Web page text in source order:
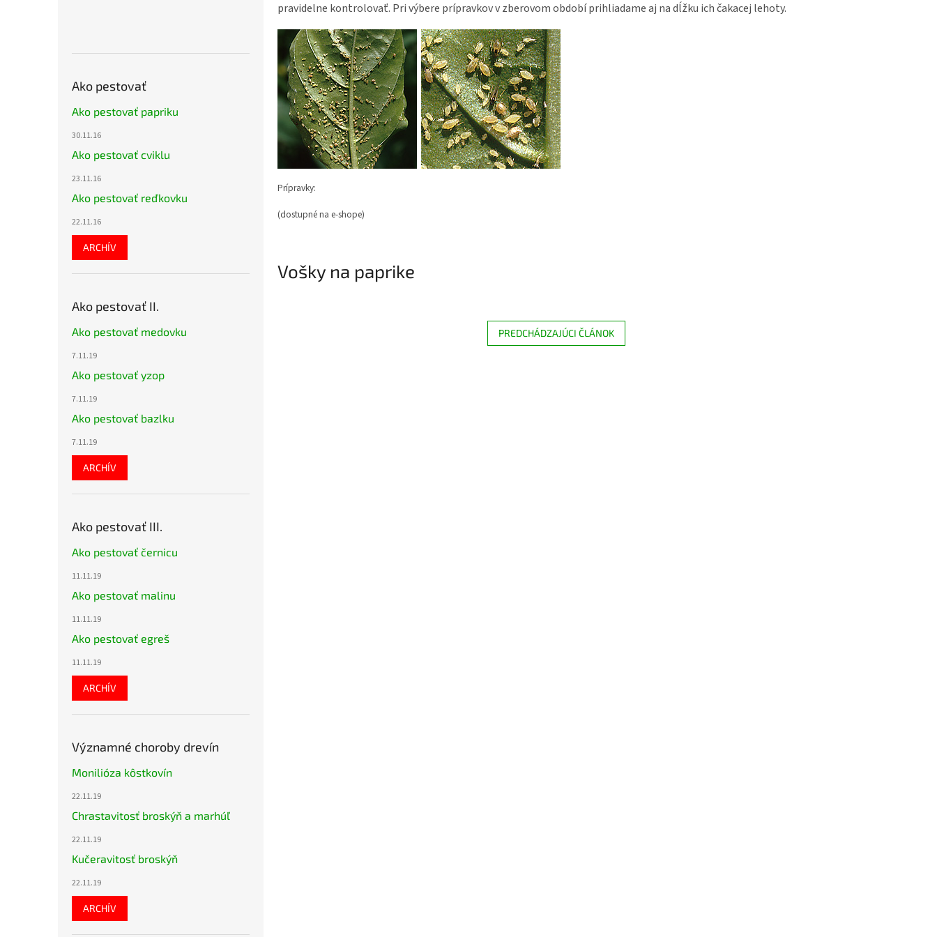
Ako pestovať
Ako pestovať papriku
30.11.16
Ako pestovať cviklu
23.11.16
Ako pestovať reďkovku
22.11.16
ARCHÍV
Ako pestovať II.
Ako pestovať medovku
7.11.19
Ako pestovať yzop
7.11.19
Ako pestovať bazlku
7.11.19
ARCHÍV
Ako pestovať III.
Ako pestovať černicu
11.11.19
Ako pestovať malinu
11.11.19
Ako pestovať egreš
11.11.19
ARCHÍV
Významné choroby drevín
Monilióza kôstkovín
22.11.19
Chrastavitosť broskýň a marhúľ
22.11.19
Kučeravitosť broskýň
22.11.19
ARCHÍV
pravidelne kontrolovať. Pri výbere prípravkov v zberovom období prihliadame aj na dĺžku ich čakacej lehoty.
Prípravky:
(dostupné na e-shope)
Vošky na paprike
PREDCHÁDZAJÚCI ČLÁNOK